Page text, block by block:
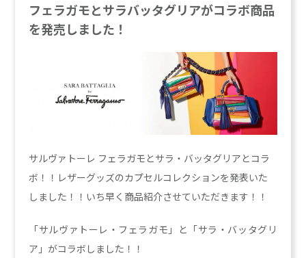
フェラガモとサラバッタグリアがコラボ商品
を発売しました！
サルヴァトーレ フェラガモとサラ・バッタグリアとコラ
ボ！！レザーグッズのカプセルコレクションを発表いた
しました！！いち早く商品紹介させていただきます！！
「サルヴァトーレ・フェラガモ」と「サラ・バッタグリ
ア」がコラボしました！！